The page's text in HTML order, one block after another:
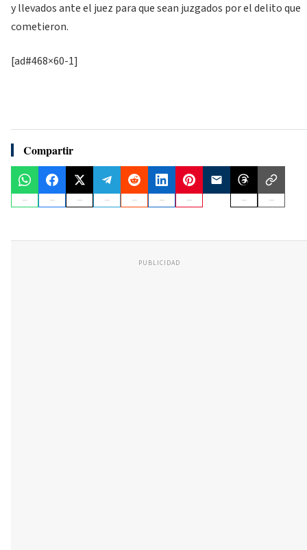
y llevados ante el juez para que sean juzgados por el delito que
cometieron.
[ad#468×60-1]
Compartir
PUBLICIDAD